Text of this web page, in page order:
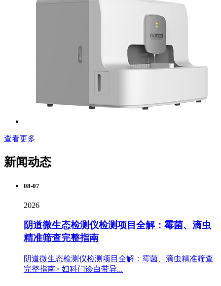
查看更多
新闻动态
08-07
2026
阴道微生态检测仪检测项目全解：霉菌、滴虫
精准筛查完整指南
阴道微生态检测仪检测项目全解：霉菌、滴虫精准筛查
完整指南> 妇科门诊白带异...